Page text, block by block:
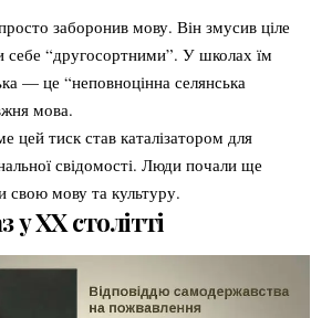
заборонив мову. Він змусив ціле
себе “другосортними”. У школах їм
— це “неповноцінна селянська
мова.
цей тиск став каталізатором для
свідомості. Люди почали ще
свою мову та культуру.
у ХХ столітті